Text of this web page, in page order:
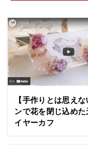
【手作りとは思え
ンで花を閉じ込めた
イヤーカフ